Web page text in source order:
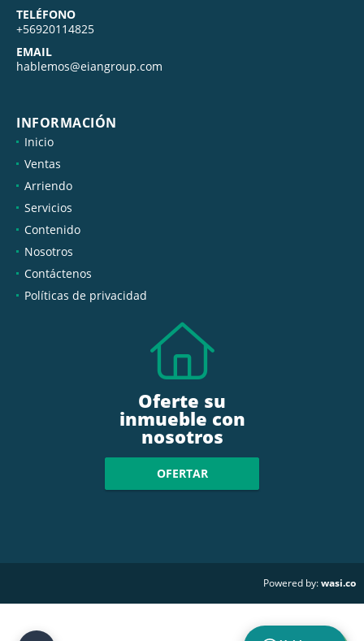
TELÉFONO
+56920114825
EMAIL
hablemos@eiangroup.com
INFORMACIÓN
Inicio
Ventas
Arriendo
Servicios
Contenido
Nosotros
Contáctenos
Políticas de privacidad
Oferte su
inmueble con
nosotros
OFERTAR
Powered by:wasi.co